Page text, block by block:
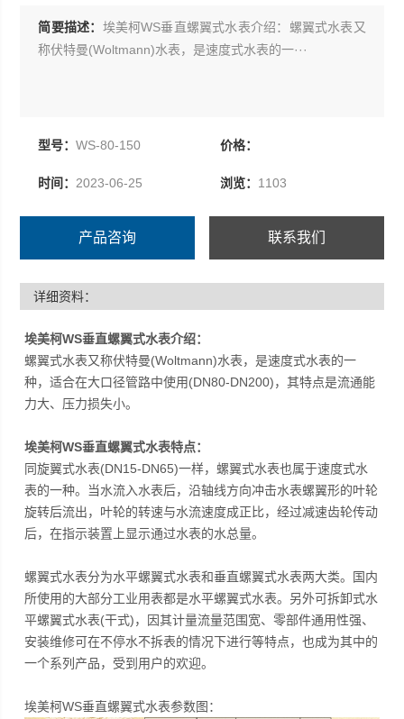
简要描述： 埃美柯WS垂直螺翼式水表介绍：螺翼式水表又
称伏特曼(Woltmann)水表，是速度式水表的一···
型号：WS-80-150 价格：
时间： 2023-06-25 浏览： 1103
产品咨询 联系我们
详细资料：
埃美柯WS垂直螺翼式水表介绍：
螺翼式水表又称伏特曼(Woltmann)水表，是速度式水表的一
种，适合在大口径管路中使用(DN80-DN200)，其特点是流通能
力大、压力损失小。
埃美柯WS垂直螺翼式水表特点：
同旋翼式水表(DN15-DN65)一样，螺翼式水表也属于速度式水
表的一种。当水流入水表后，沿轴线方向冲击水表螺翼形的叶轮
旋转后流出，叶轮的转速与水流速度成正比，经过减速齿轮传动
后，在指示装置上显示通过水表的水总量。
螺翼式水表分为水平螺翼式水表和垂直螺翼式水表两大类。国内
所使用的大部分工业用表都是水平螺翼式水表。另外可拆卸式水
平螺翼式水表(干式)，因其计量流量范围宽、零部件通用性强、
安装维修可在不停水不拆表的情况下进行等特点，也成为其中的
一个系列产品，受到用户的欢迎。
埃美柯WS垂直螺翼式水表参数图：